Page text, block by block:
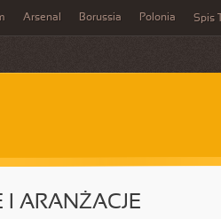
Arsenal Borussia Polonia Spis
I ARANŻACJE